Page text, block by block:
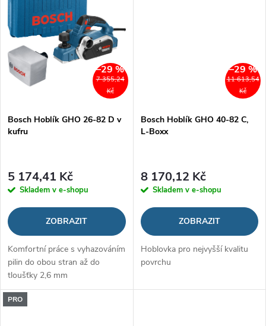
7 355,24
Kč
–29 %
Bosch Hoblík GHO 26-82 D v
kufru
5 174,41 Kč
Skladem v e-shopu
ZOBRAZIT
Komfortní práce s vyhazováním
pilin do obou stran až do
tloušťky 2,6 mm
11 613,54
Kč
–29 %
Bosch Hoblík GHO 40-82 C,
L-Boxx
8 170,12 Kč
Skladem v e-shopu
ZOBRAZIT
Hoblovka pro nejvyšší kvalitu
povrchu
PRO